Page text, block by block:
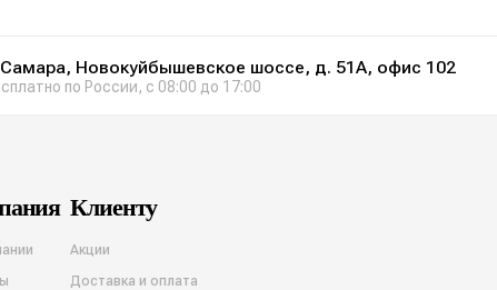
Самара, Новокуйбышевское шоссе, д. 51А, офис 102
по России, с 08:00 до 17:00
Клиенту
Акции
Доставка и оплата